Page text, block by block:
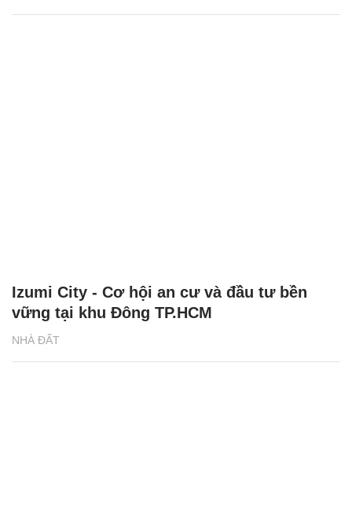
NHÀ ĐẤT
Izumi City - Cơ hội an cư và đầu tư bền
vững tại khu Đông TP.HCM